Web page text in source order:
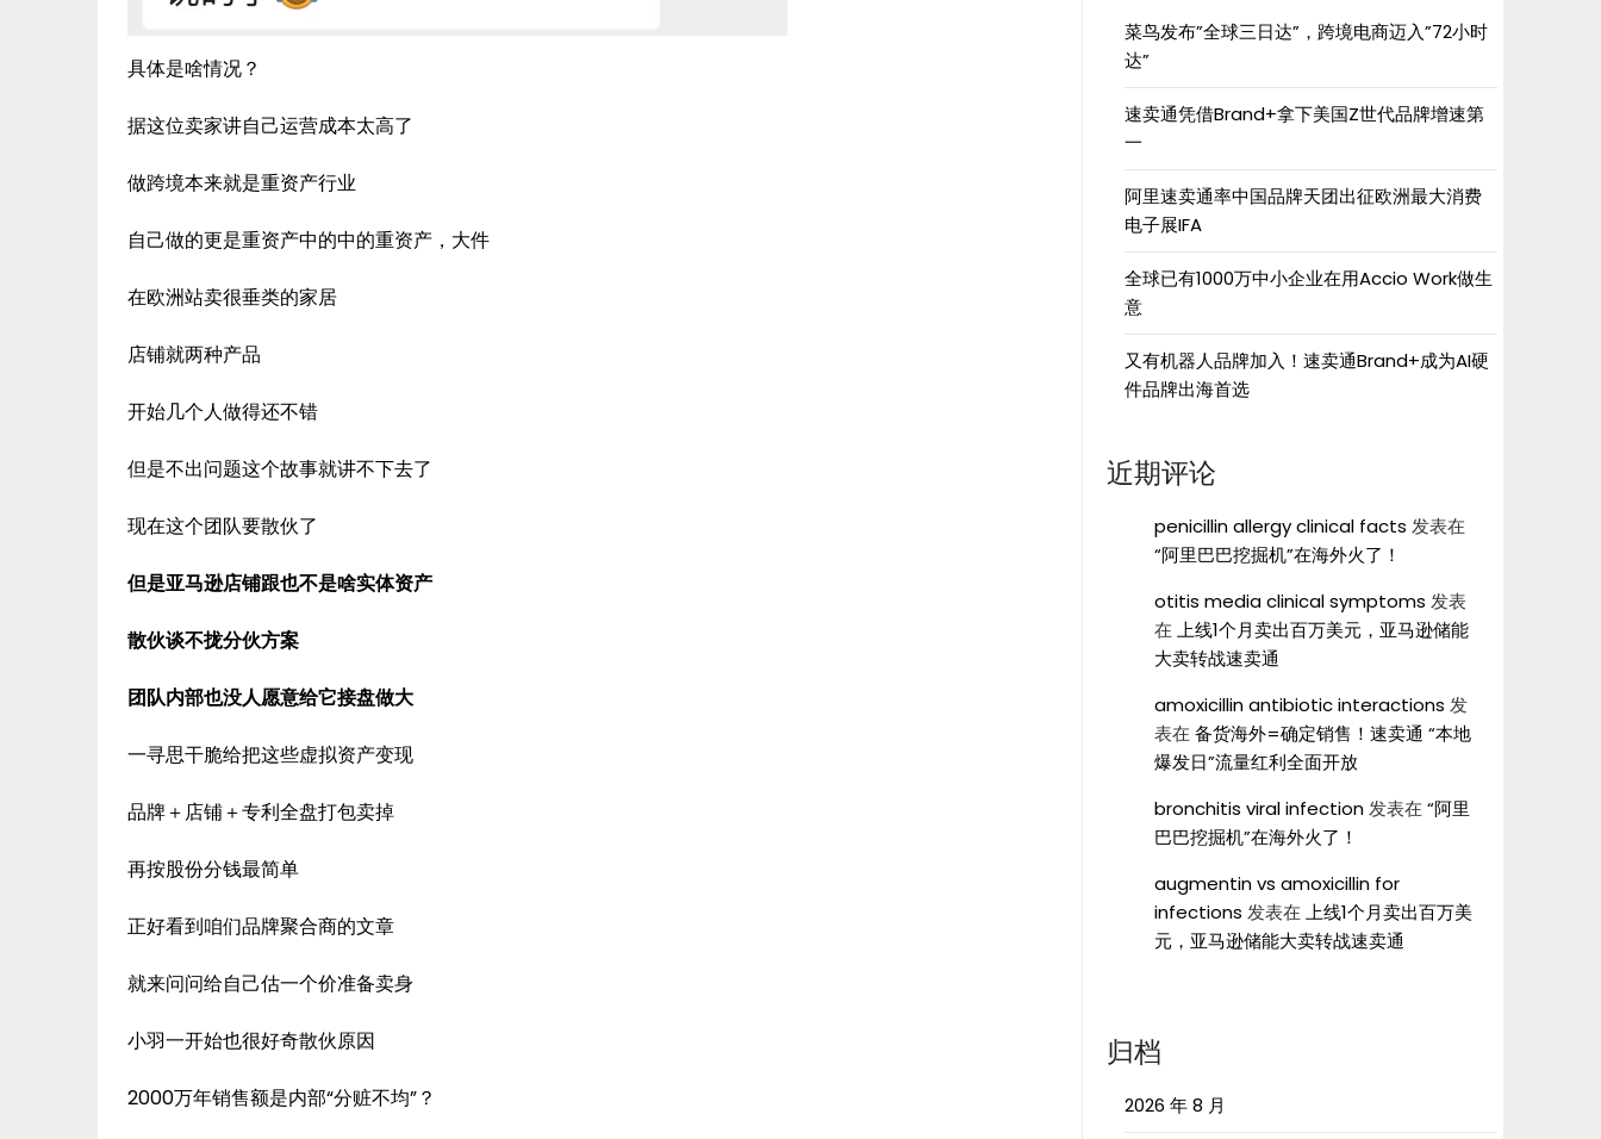
具体是啥情况？
据这位卖家讲自己运营成本太高了
做跨境本来就是重资产行业
自己做的更是重资产中的中的重资产，大件
在欧洲站卖很垂类的家居
店铺就两种产品
开始几个人做得还不错
但是不出问题这个故事就讲不下去了
现在这个团队要散伙了
但是亚马逊店铺跟也不是啥实体资产
散伙谈不拢分伙方案
团队内部也没人愿意给它接盘做大
一寻思干脆给把这些虚拟资产变现
品牌＋店铺＋专利全盘打包卖掉
再按股份分钱最简单
正好看到咱们品牌聚合商的文章
就来问问给自己估一个价准备卖身
小羽一开始也很好奇散伙原因
2000万年销售额是内部“分赃不均”？
菜鸟发布”全球三日达”，跨境电商迈入”72小时
达”
速卖通凭借Brand+拿下美国Z世代品牌增速第
一
阿里速卖通率中国品牌天团出征欧洲最大消费
电子展IFA
全球已有1000万中小企业在用Accio Work做生
意
又有机器人品牌加入！速卖通Brand+成为AI硬
件品牌出海首选
近期评论
penicillin allergy clinical facts 发表在
“阿里巴巴挖掘机”在海外火了！
otitis media clinical symptoms 发表
在上线1个月卖出百万美元，亚马逊储能
大卖转战速卖通
amoxicillin antibiotic interactions 发
表在备货海外=确定销售！速卖通 “本地
爆发日”流量红利全面开放
bronchitis viral infection发表在“阿里
巴巴挖掘机”在海外火了！
augmentin vs amoxicillin for
infections 发表在上线1个月卖出百万美
元，亚马逊储能大卖转战速卖通
归档
2026 年 8 月